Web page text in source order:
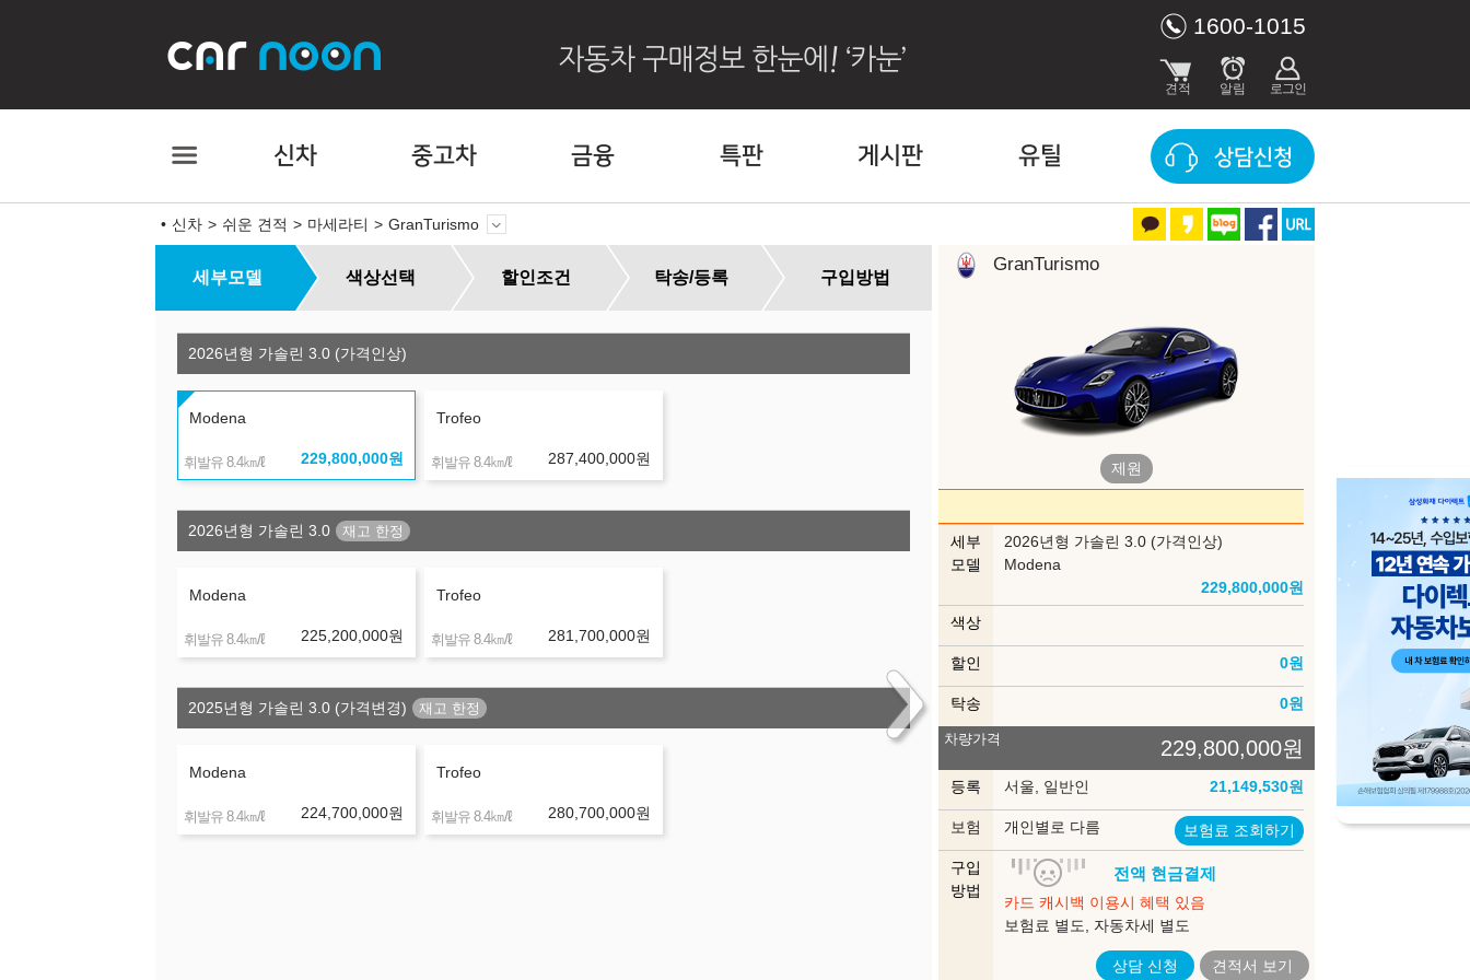
1600-1015
신차 중고차 금융 특판 게시판 유틸 상담신청
신차 쉬운 견적 마세라티 GranTurismo
세부모델 색상선택 할인조건 탁송/등록 구입방법
2026년형 가솔린 3.0 (가격인상)
Modena
휘발유 8.4㎞/ℓ 229,800,000원
Trofeo
휘발유 8.4㎞/ℓ 287,400,000원
2026년형 가솔린 3.0
Modena
휘발유 8.4㎞/ℓ 225,200,000원
Trofeo
휘발유 8.4㎞/ℓ 281,700,000원
2025년형 가솔린 3.0 (가격변경)
Modena
휘발유 8.4㎞/ℓ 224,700,000원
Trofeo
휘발유 8.4㎞/ℓ 280,700,000원
Night Interaction
4,490,000
2,450,000 6,020,000
Devil Orange
4,490,000
Blu Emozione
2,450,000
이 제한 될 수도 있습니다. 구매시 판매 가능한지 먼저 확인해 주시기 바랍니다.
GranTurismo
제원
세부
모델
2026년형 가솔린 3.0 (가격인상)
Modena
229,800,000원
색상
할인 0원
탁송 0원
차량가격 229,800,000원
등록 서울, 일반인 21,149,530원
보험 개인별로 다름 보험료 조회하기
구입
방법
전액 현금결제
카드 캐시백 이용시 혜택 있음
보험료 별도, 자동차세 별도
상담 신청 견적서 보기